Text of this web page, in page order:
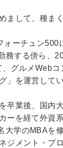
まして、種ま
ォーチュン500
務する傍ら、
グルメWebコ
グ」を運営してい
卒業後、国内
ーを経て外資
大学のMBAを
ジメント・プ